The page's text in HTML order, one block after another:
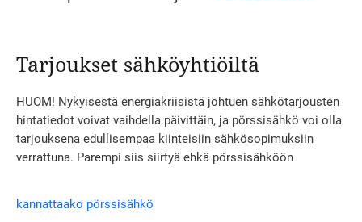
Tarjoukset sähköyhtiöiltä
HUOM! Nykyisestä energiakriisistä johtuen sähkötarjousten
hintatiedot voivat vaihdella päivittäin, ja pörssisähkö voi olla
tarjouksena edullisempaa kiinteisiin sähkösopimuksiin
verrattuna. Parempi siis siirtyä ehkä pörssisähköön
kannattaako pörssisähkö